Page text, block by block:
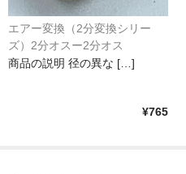
エアー変換（2分変換シリー
ズ）2分オスー2分オス
商品の説明 径の異な […]
¥765